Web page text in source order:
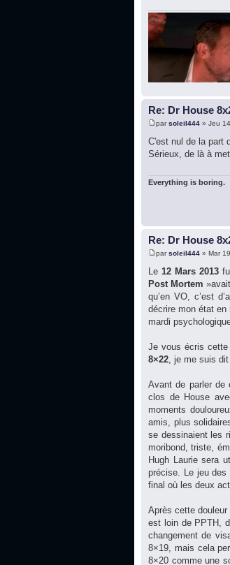
Re: Dr House
parsoleil444 » Jeu
C'est nul de la part
Sérieux, de là à
Everything is boring.
Re: Dr House
parsoleil444 » Mar
Le12 Mars 2013
Post Mortem
qu’en VO, c’est
décrire mon état
mardi
Je vous écris
8×22, je me suis
Avant de parler de
clos de House
moments
amis, plus
se dessinaient les
moribond, triste,
Hugh Laurie sera
précise. Le jeu
final où les deux
Après cette
est loin de PPTH,
changement de
8×19, mais cela
8×20 comme une